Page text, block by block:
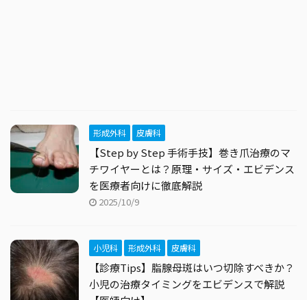
形成外科 皮膚科
【Step by Step 手術手技】巻き爪治療のマ
チワイヤーとは？原理・サイズ・エビデンス
を医療者向けに徹底解説
2025/10/9
小児科 形成外科 皮膚科
【診療Tips】脂腺母斑はいつ切除すべきか？
小児の治療タイミングをエビデンスで解説